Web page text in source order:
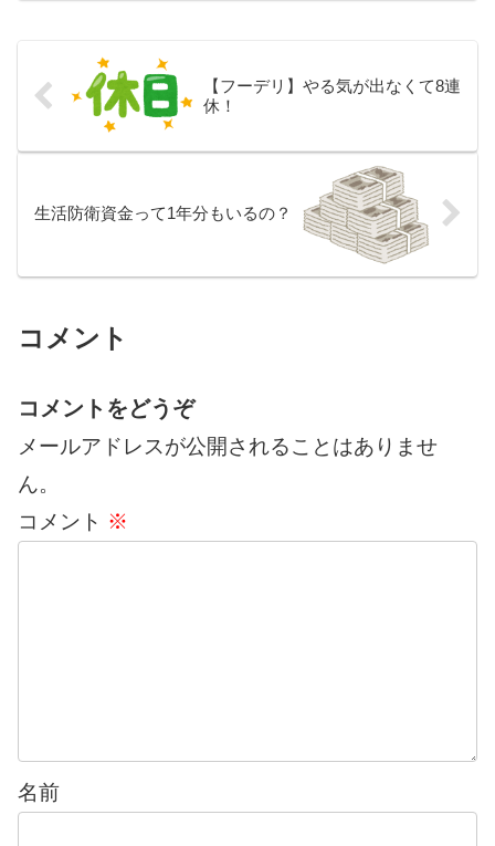
【フーデリ】やる気が出なくて8連
休！
生活防衛資金って1年分もいるの？
コメント
コメントをどうぞ
メールアドレスが公開されることはありませ
ん。
コメント ※
名前